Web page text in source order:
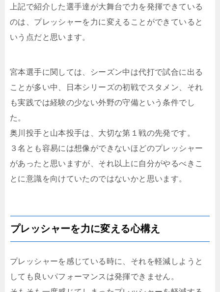
上記で紹介した選手達が大舞台で力を発揮できている
のは、プレッシャーを力に変えることができていると
いう点だと思います。
宮本選手に関しては、シーズン中は代打で試合に出る
ことが多い中、日本シリーズの初戦でスタメン、それ
も実践では経験の少ない外野の守備という条件でし
た。
奥川投手と山本投手は、大切な第１戦の先発です。
３名とも容易には想像ができないほどのプレッシャー
があったと思いますが、それ以上に自分がやるべきこ
とに意識を向けていたのではないかと思います。
プレッシャーを力に変える心構え
プレッシャーを感じている時に、それを軽減しようと
しても良いパフォーマンスは発揮できません。